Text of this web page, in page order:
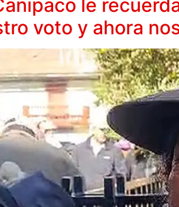
le
voto y ahora